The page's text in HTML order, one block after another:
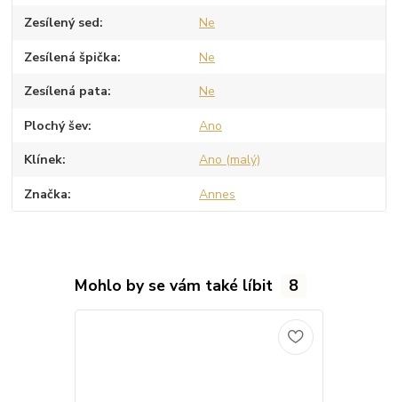
Zesílený sed Ne
Zesílená špička Ne
Zesílená pata Ne
Plochý šev Ano
Klínek Ano (malý)
Značka Annes
Mohlo by se vám také líbit 8